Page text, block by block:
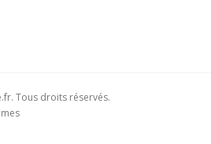
Tous droits réservés.